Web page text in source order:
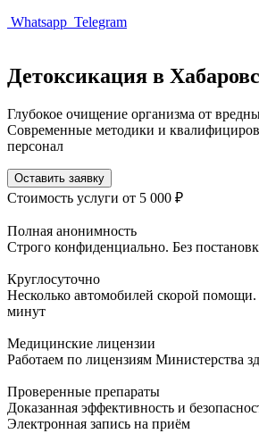
Whatsapp Telegram
Детоксикация в
Глубокое очищение организма от
Современные методики и
персонал
Оставить заявку
Стоимость услуги от 5 000 ₽
Полная анонимность
Строго конфиденциально. Без
Круглосуточно
Несколько автомобилей скорой
минут
Медицинские лицензии
Работаем по лицензиям Министерства
Проверенные препараты
Доказанная эффективность и
Электронная запись на приём